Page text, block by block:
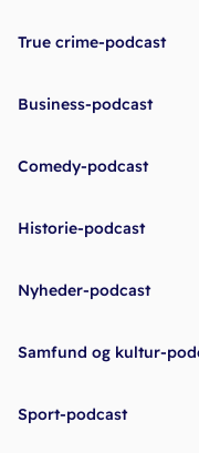
True crime-podcast
Business-podcast
Comedy-podcast
Historie-podcast
Nyheder-podcast
Samfund og kultur-
Sport-podcast